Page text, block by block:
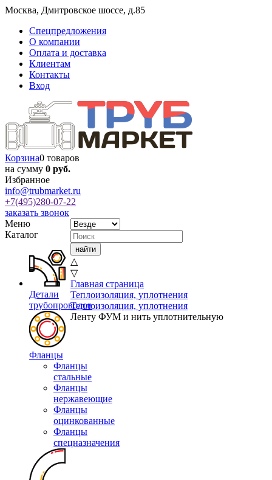
Москва, Дмитровское шоссе, д.85
Спецпредложения
О компании
Оплата и доставка
Клиентам
Контакты
Вход
Корзина0 товаров
на сумму 0 руб.
Избранное
info@trubmarket.ru
+7(495)280-07-22
заказать звонок
Меню
Каталог
Детали
трубопроводов
Фланцы
Фланцы
стальные
Фланцы
нержавеющие
Фланцы
оцинкованные
Фланцы
спецназначения
△
▽
Главная страница
Теплоизоляция, уплотнения
Теплоизоляция, уплотнения
Ленту ФУМ и нить уплотнительную